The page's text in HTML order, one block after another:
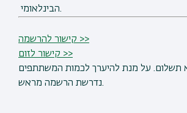
הבינלאומי.
קישור להרשמה >>
קישור לזום >>
תשלום. על מנת להיערך לכמות המשתתפים
נדרשת הרשמה מראש.